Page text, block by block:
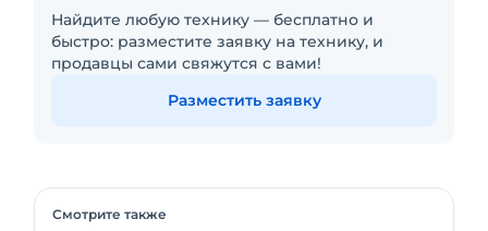
Найдите любую технику — бесплатно и
быстро: разместите заявку на технику, и
продавцы сами свяжутся с вами!
Разместить заявку
Смотрите также